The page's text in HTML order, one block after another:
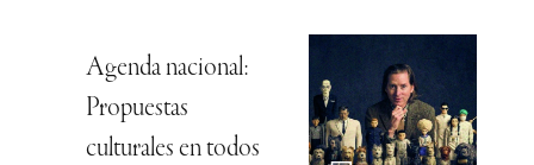
Agenda nacional:
Propuestas
culturales en todos